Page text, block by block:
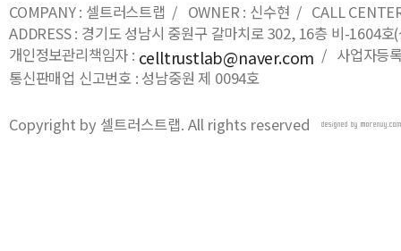
COMPANY : 셀트러스트랩 / OWNER : 신수현 / CALL
ADDRESS : 경기도 성남시 중원구 갈마치로 302, 16층 비-1604
개인정보관리책임자 : celltrustlab@naver.com / 사업자등
통신판매업 신고번호 : 성남중원 제 0094호
Copyright by 셀트러스트랩. All rights reserved